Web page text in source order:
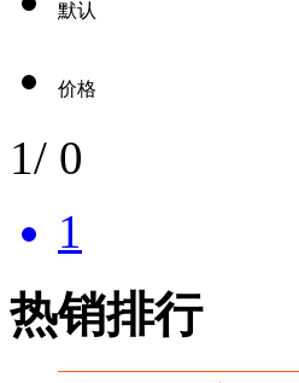
默认
价格
1/ 0
1
热销排行